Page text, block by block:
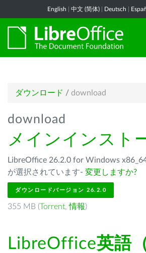
English 中文 (简体) Deutsch
ダウンロード / download
download
メインインスト
LibreOffice 26.2.0 for Windows
が選択されています- 変更しますか?
ダウンロードバージョン 26.2.0
355 MB (Torrent,情報)
LibreOffice英語